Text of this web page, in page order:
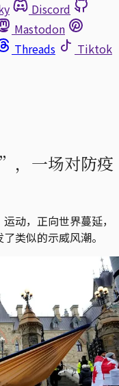
Discord
Mastodon
Threads
Tiktok
，一场对防疫
动，正向世界蔓延，
类似的示威风潮。